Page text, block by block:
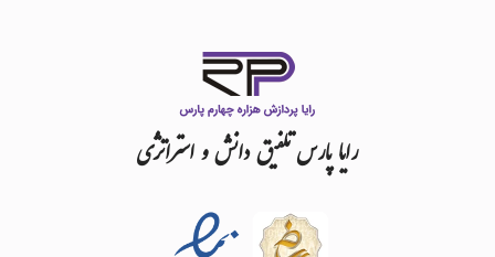
رایاپارستلفیقدانشواستراتژی